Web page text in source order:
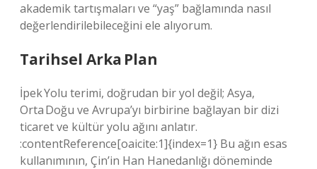
akademik tartışmaları ve “yaş” bağlamında nasıl
değerlendirilebileceğini ele alıyorum.
Tarihsel Arka Plan
İpek Yolu terimi, doğrudan bir yol değil; Asya,
Orta Doğu ve Avrupa’yı birbirine bağlayan bir dizi
ticaret ve kültür yolu ağını anlatır.
:contentReference[oaicite:1]{index=1} Bu ağın esas
kullanımının, Çin’in Han Hanedanlığı döneminde